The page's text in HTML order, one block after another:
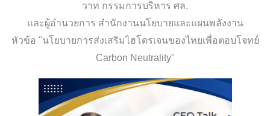
วาท กรรมการบริหาร ศล.
และผู้อำนวยการ สำนักงานนโยบายและแผนพลังงาน
หัวข้อ "นโยบายการส่งเสริมไฮโดรเจนของไทยเพื่อตอบโจทย์
Carbon Neutrality"